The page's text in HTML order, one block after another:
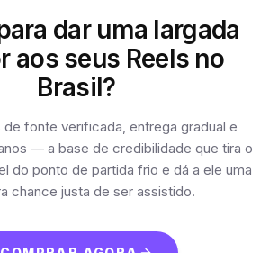
dar uma largada
aos seus Reels no
Brasil?
de fonte verificada, entrega gradual e
— a base de credibilidade que tira o
do ponto de partida frio e dá a ele uma
chance justa de ser assistido.